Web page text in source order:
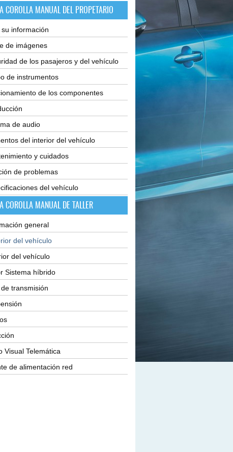
COROLLA MANUAL DEL PROPETARIO
su información
de imágenes
de los pasajeros y del vehículo
de instrumentos
de los componentes
de audio
del interior del vehículo
y cuidados
de problemas
del vehículo
COROLLA MANUAL DE TALLER
general
del vehículo
del vehículo
Sistema híbrido
transmisión
Visual Telemática
de alimentación red